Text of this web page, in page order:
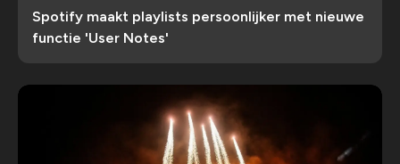
Spotify maakt playlists persoonlijker met nieuwe
functie 'User Notes'